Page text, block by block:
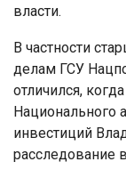
власти.
В частности
делам ГСУ
отличился,
Национального
инвестиций
расследование